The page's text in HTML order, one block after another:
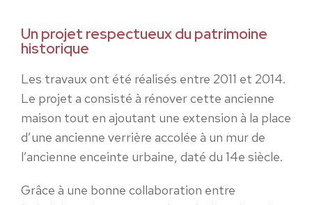
Un projet respectueux du patrimoine
historique
Les travaux ont été réalisés entre 2011 et 2014.
Le projet a consisté à rénover cette ancienne
maison tout en ajoutant une extension à la place
d’une ancienne verrière accolée à un mur de
l’ancienne enceinte urbaine, daté du 14e siècle.
Grâce à une bonne collaboration entre